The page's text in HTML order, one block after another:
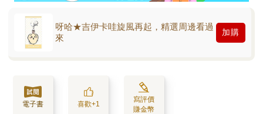
呀哈★吉伊卡哇旋風再起，精選周邊看過
來
加購
電子書 喜歡+1
寫評價
賺金幣